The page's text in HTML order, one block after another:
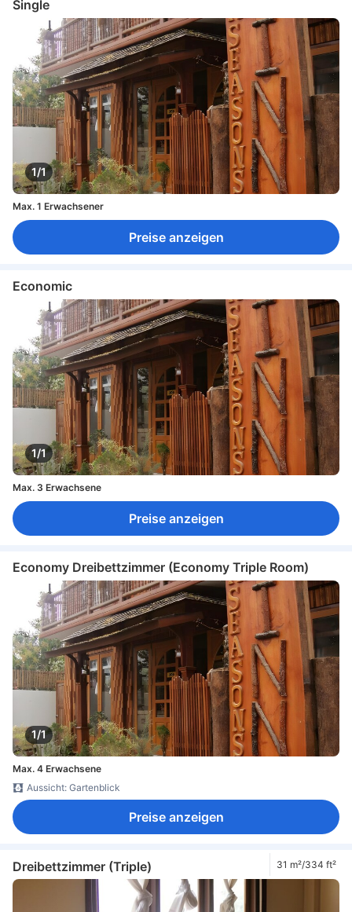
Single
1/1
Max. 1 Erwachsener
Preise anzeigen
Economic
1/1
Max. 3 Erwachsene
Preise anzeigen
Economy Dreibettzimmer (Economy Triple Room)
1/1
Max. 4 Erwachsene
Aussicht: Gartenblick
Preise anzeigen
Dreibettzimmer (Triple) 31 m²/334 ft²